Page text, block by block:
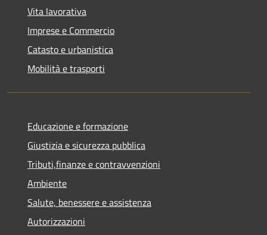
Vita lavorativa
Imprese e Commercio
Catasto e urbanistica
Mobilità e trasporti
Educazione e formazione
Giustizia e sicurezza pubblica
Tributi,finanze e contravvenzioni
Ambiente
Salute, benessere e assistenza
Autorizzazioni